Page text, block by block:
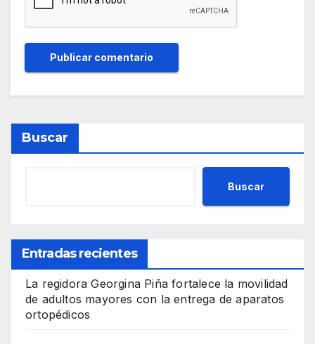
Buscar
Buscar
Entradas recientes
La regidora Georgina Piña fortalece la movilidad
de adultos mayores con la entrega de aparatos
ortopédicos